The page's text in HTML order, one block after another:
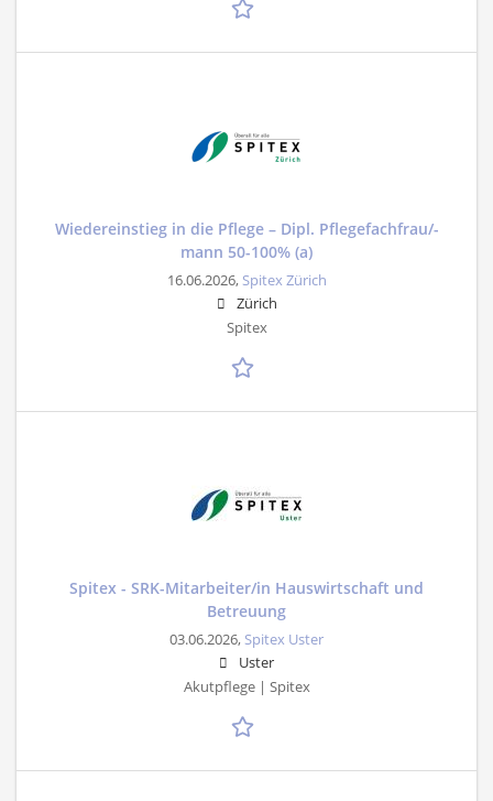
Wiedereinstieg in die Pflege – Dipl. Pflegefachfrau/-
mann 50-100% (a)
16.06.2026, Spitex Zürich
Zürich
Spitex
Spitex - SRK-Mitarbeiter/in Hauswirtschaft und
Betreuung
03.06.2026, Spitex Uster
Uster
Akutpflege | Spitex